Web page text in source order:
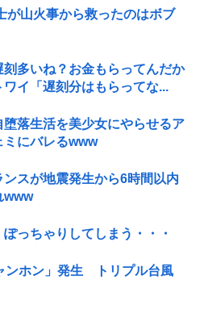
山火事から救ったのはボブ
刻多いね？お金もらってんだか
イ「遅刻分はもらってな...
堕落生活を美少女にやらせるア
ミにバレるwww
ンスが地震発生から6時間以内
www
ぽっちゃりしてしまう・・・
ンホン」発生 トリプル台風